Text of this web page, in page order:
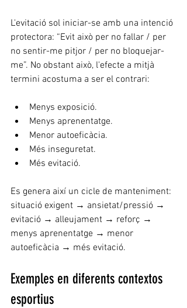
L'evitació sol iniciar-se amb una intenció
protectora: “Evit això per no fallar / per
no sentir-me pitjor / per no bloquejar-
me”. No obstant això, l'efecte a mitjà
termini acostuma a ser el contrari:
Menys exposició.
Menys aprenentatge.
Menor autoeficàcia.
Més inseguretat.
Més evitació.
Es genera així un cicle de manteniment:
situació exigent → ansietat/pressió →
evitació → alleujament → reforç →
menys aprenentatge → menor
autoeficàcia → més evitació.
Exemples en diferents contextos
esportius